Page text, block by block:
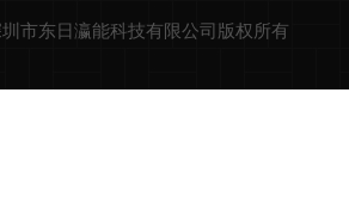
市东日瀛能科技有限公司版权所有